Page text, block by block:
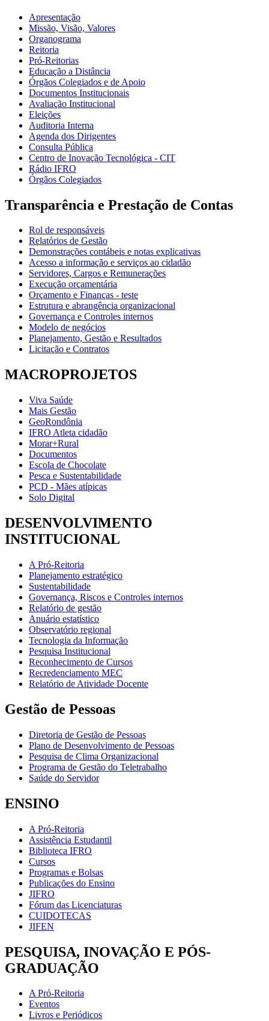
Apresentação
Missão, Visão, Valores
Organograma
Reitoria
Pró-Reitorias
Educação a Distância
Órgãos Colegiados e de Apoio
Documentos Institucionais
Avaliação Institucional
Eleições
Auditoria Interna
Agenda dos Dirigentes
Consulta Pública
Centro de Inovação Tecnológica - CIT
Rádio IFRO
Órgãos Colegiados
Transparência e Prestação de Contas
Rol de responsáveis
Relatórios de Gestão
Demonstrações contábeis e notas explicativas
Acesso a informação e serviços ao cidadão
Servidores, Cargos e Remunerações
Execução orçamentária
Orçamento e Finanças - teste
Estrutura e abrangência organizacional
Governança e Controles internos
Modelo de negócios
Planejamento, Gestão e Resultados
Licitação e Contratos
MACROPROJETOS
Viva Saúde
Mais Gestão
GeoRondônia
IFRO Atleta cidadão
Morar+Rural
Documentos
Escola de Chocolate
Pesca e Sustentabilidade
PCD - Mães atípicas
Solo Digital
DESENVOLVIMENTO
INSTITUCIONAL
A Pró-Reitoria
Planejamento estratégico
Sustentabilidade
Governança, Riscos e Controles internos
Relatório de gestão
Anuário estatístico
Observatório regional
Tecnologia da Informação
Pesquisa Institucional
Reconhecimento de Cursos
Recredenciamento MEC
Relatório de Atividade Docente
Gestão de Pessoas
Diretoria de Gestão de Pessoas
Plano de Desenvolvimento de Pessoas
Pesquisa de Clima Organizacional
Programa de Gestão do Teletrabalho
Saúde do Servidor
ENSINO
A Pró-Reitoria
Assistência Estudantil
Biblioteca IFRO
Cursos
Programas e Bolsas
Publicações do Ensino
JIFRO
Fórum das Licenciaturas
CUIDOTECAS
JIFEN
PESQUISA, INOVAÇÃO E PÓS-
GRADUAÇÃO
A Pró-Reitoria
Eventos
Livros e Periódicos